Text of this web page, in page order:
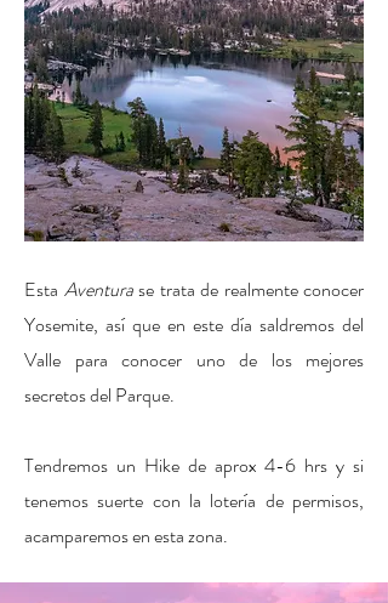
Esta Aventurase trata de realmente conocer
Yosemite, así que en este día saldremos del
Valle para conocer uno de los mejores
secretos del Parque.
Tendremos un Hike de aprox 4-6 hrs y si
tenemos suerte con la lotería de permisos,
acamparemos en esta zona.